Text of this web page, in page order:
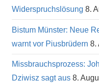
Widerspruchslösung 8.
Bistum Münster: Neue
warnt vor Piusbrüdern 8.
Missbrauchsprozess:
Dziwisz sagt aus 8.